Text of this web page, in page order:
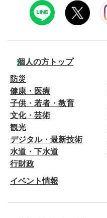
個人の方トップ
防災
健康・医療
子供・若者・教育
文化・芸術
観光
デジタル・最新技術
水道・下水道
行財政
イベント情報